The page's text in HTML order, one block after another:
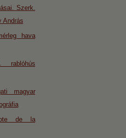
Szerk.
András
hava
rablóhús
magyar
de la